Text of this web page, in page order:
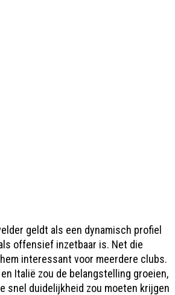
geldt als een dynamisch profiel
offensief inzetbaar is. Net die
interessant voor meerdere clubs.
Italië zou de belangstelling groeien,
snel duidelijkheid zou moeten krijgen